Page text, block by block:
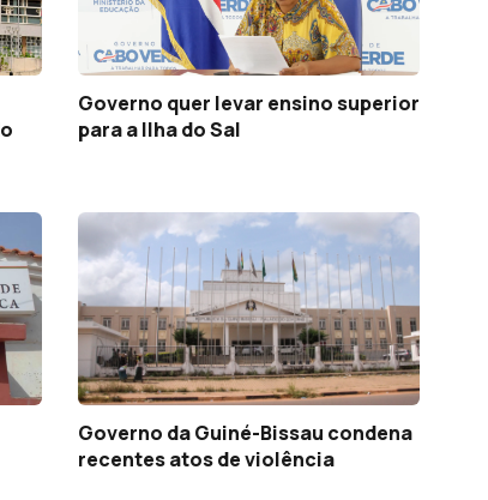
Governo quer levar ensino superior
para a Ilha do Sal
Governo da Guiné-Bissau condena
recentes atos de violência